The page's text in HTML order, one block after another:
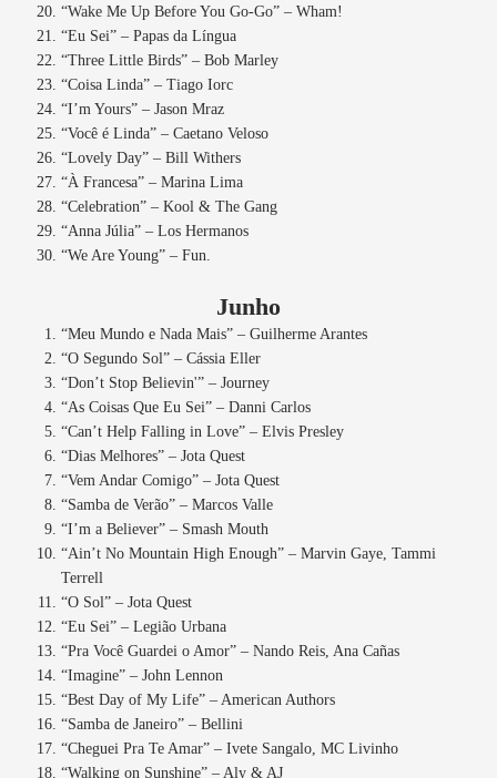
“Wake Me Up Before You Go-Go” – Wham!
“Eu Sei” – Papas da Língua
“Three Little Birds” – Bob Marley
“Coisa Linda” – Tiago Iorc
“I’m Yours” – Jason Mraz
“Você é Linda” – Caetano Veloso
“Lovely Day” – Bill Withers
“À Francesa” – Marina Lima
“Celebration” – Kool & The Gang
“Anna Júlia” – Los Hermanos
“We Are Young” – Fun.
Junho
“Meu Mundo e Nada Mais” – Guilherme Arantes
“O Segundo Sol” – Cássia Eller
“Don’t Stop Believin'” – Journey
“As Coisas Que Eu Sei” – Danni Carlos
“Can’t Help Falling in Love” – Elvis Presley
“Dias Melhores” – Jota Quest
“Vem Andar Comigo” – Jota Quest
“Samba de Verão” – Marcos Valle
“I’m a Believer” – Smash Mouth
“Ain’t No Mountain High Enough” – Marvin Gaye, Tammi
Terrell
“O Sol” – Jota Quest
“Eu Sei” – Legião Urbana
“Pra Você Guardei o Amor” – Nando Reis, Ana Cañas
“Imagine” – John Lennon
“Best Day of My Life” – American Authors
“Samba de Janeiro” – Bellini
“Cheguei Pra Te Amar” – Ivete Sangalo, MC Livinho
“Walking on Sunshine” – Aly & AJ